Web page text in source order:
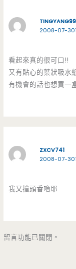
TINGYANG99
2008-07-
看起來真的很可口!!
又有貼心的葉狀吸水
有機會的話也想買一
ZXCV741
2008-07-
我又搶頭香嚕耶
留言功能已關閉。